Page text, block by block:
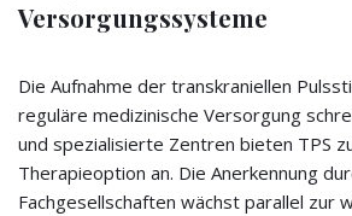
Versorgungssysteme
Die Aufnahme der transkraniellen
reguläre medizinische Versorgung
und spezialisierte Zentren bieten TPS
Therapieoption an. Die Anerkennung
Fachgesellschaften wächst parallel zur